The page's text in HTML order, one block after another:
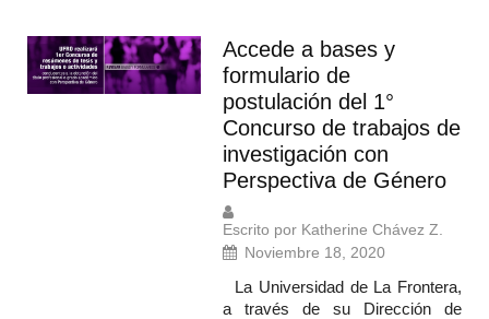
Accede a bases y
formulario de
postulación del 1°
Concurso de trabajos de
investigación con
Perspectiva de Género
Escrito por Katherine Chávez Z.
Noviembre 18, 2020
La Universidad de La Frontera,
a través de su Dirección de